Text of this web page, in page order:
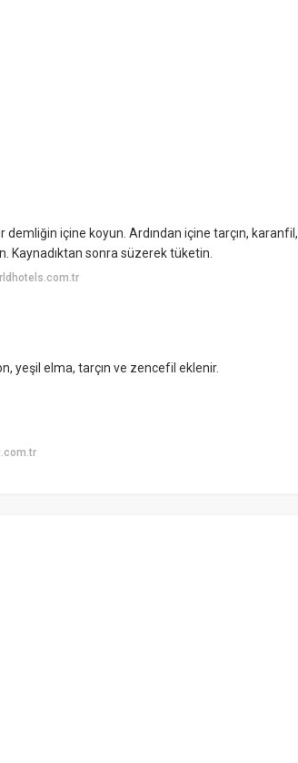
demliğin içine koyun. Ardından içine tarçın, karanfil,
Kaynadıktan sonra süzerek tüketin.
yeşil elma, tarçın ve zencefil eklenir.